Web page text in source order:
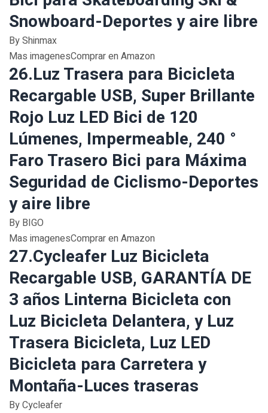
Snowboard-Deportes y aire libre
By Shinmax
Mas imagenesComprar en Amazon
26.Luz Trasera para Bicicleta
Recargable USB, Super Brillante
Rojo Luz LED Bici de 120
Lúmenes, Impermeable, 240 °
Faro Trasero Bici para Máxima
Seguridad de Ciclismo-Deportes
y aire libre
By BIGO
Mas imagenesComprar en Amazon
27.Cycleafer Luz Bicicleta
Recargable USB, GARANTÍA DE
3 años Linterna Bicicleta con
Luz Bicicleta Delantera, y Luz
Trasera Bicicleta, Luz LED
Bicicleta para Carretera y
Montaña-Luces traseras
By Cycleafer